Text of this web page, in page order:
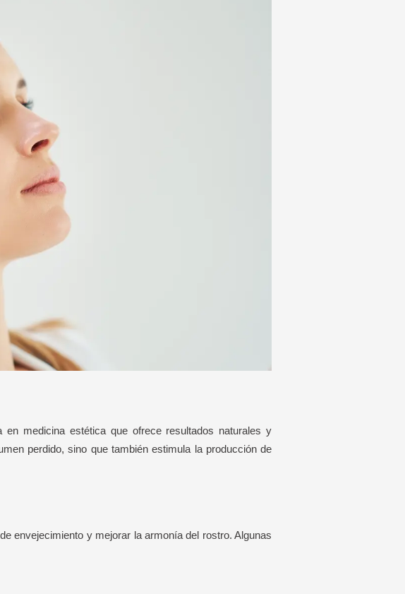
medicina estética que ofrece resultados naturales y
perdido, sino que también estimula la producción de
envejecimiento y mejorar la armonía del rostro. Algunas